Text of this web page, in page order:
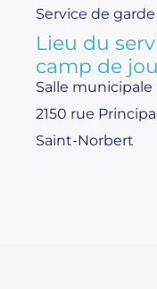
Service de garde
Lieu du
camp de
Salle municipale
2150 rue
Saint-Norbert